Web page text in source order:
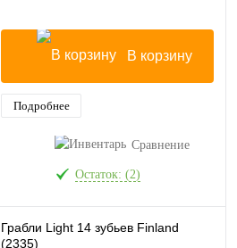
В корзину
Подробнее
Сравнение
Остаток: (2)
Грабли Light 14 зубьев Finland
(2335)